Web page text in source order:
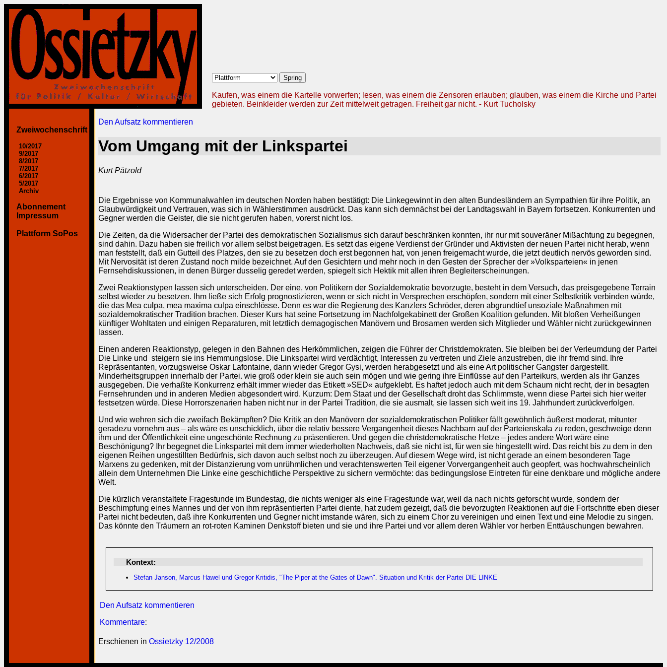
Kaufen, was einem die Kartelle vorwerfen; lesen, was einem die Zensoren erlauben; glauben, was einem die Kirche und Partei
gebieten. Beinkleider werden zur Zeit mittelweit getragen. Freiheit gar nicht. - Kurt Tucholsky
Zweiwochenschrift
10/2017
9/2017
8/2017
7/2017
6/2017
5/2017
Archiv
Abonnement
Impressum
Plattform SoPos
Den Aufsatz kommentieren
Vom Umgang mit der Linkspartei
Kurt Pätzold
Die Ergebnisse von Kommunalwahlen im deutschen Norden haben bestätigt: Die Linkegewinnt in den alten Bundesländern an Sympathien für ihre Politik, an
Glaubwürdigkeit und Vertrauen, was sich in Wählerstimmen ausdrückt. Das kann sich demnächst bei der Landtagswahl in Bayern fortsetzen. Konkurrenten und
Gegner werden die Geister, die sie nicht gerufen haben, vorerst nicht los.
Die Zeiten, da die Widersacher der Partei des demokratischen Sozialismus sich darauf beschränken konnten, ihr nur mit souveräner Mißachtung zu begegnen,
sind dahin. Dazu haben sie freilich vor allem selbst beigetragen. Es setzt das eigene Verdienst der Gründer und Aktivisten der neuen Partei nicht herab, wenn
man feststellt, daß ein Gutteil des Platzes, den sie zu besetzen doch erst begonnen hat, von jenen freigemacht wurde, die jetzt deutlich nervös geworden sind.
Mit Nervosität ist deren Zustand noch milde bezeichnet. Auf den Gesichtern und mehr noch in den Gesten der Sprecher der »Volksparteien« in jenen
Fernsehdiskussionen, in denen Bürger dusselig geredet werden, spiegelt sich Hektik mit allen ihren Begleiterscheinungen.
Zwei Reaktionstypen lassen sich unterscheiden. Der eine, von Politikern der Sozialdemokratie bevorzugte, besteht in dem Versuch, das preisgegebene Terrain
selbst wieder zu besetzen. Ihm ließe sich Erfolg prognostizieren, wenn er sich nicht in Versprechen erschöpfen, sondern mit einer Selbstkritik verbinden würde,
die das Mea culpa, mea maxima culpa einschlösse. Denn es war die Regierung des Kanzlers Schröder, deren abgrundtief unsoziale Maßnahmen mit
sozialdemokratischer Tradition brachen. Dieser Kurs hat seine Fortsetzung im Nachfolgekabinett der Großen Koalition gefunden. Mit bloßen Verheißungen
künftiger Wohltaten und einigen Reparaturen, mit letztlich demagogischen Manövern und Brosamen werden sich Mitglieder und Wähler nicht zurückgewinnen
lassen.
Einen anderen Reaktionstyp, gelegen in den Bahnen des Herkömmlichen, zeigen die Führer der Christdemokraten. Sie bleiben bei der Verleumdung der Partei
Die Linke und steigern sie ins Hemmungslose. Die Linkspartei wird verdächtigt, Interessen zu vertreten und Ziele anzustreben, die ihr fremd sind. Ihre
Repräsentanten, vorzugsweise Oskar Lafontaine, dann wieder Gregor Gysi, werden herabgesetzt und als eine Art politischer Gangster dargestellt.
Minderheitsgruppen innerhalb der Partei. wie groß oder klein sie auch sein mögen und wie gering ihre Einflüsse auf den Parteikurs, werden als ihr Ganzes
ausgegeben. Die verhaßte Konkurrenz erhält immer wieder das Etikett »SED« aufgeklebt. Es haftet jedoch auch mit dem Schaum nicht recht, der in besagten
Fernsehrunden und in anderen Medien abgesondert wird. Kurzum: Dem Staat und der Gesellschaft droht das Schlimmste, wenn diese Partei sich hier weiter
festsetzen würde. Diese Horrorszenarien haben nicht nur in der Partei Tradition, die sie ausmalt, sie lassen sich weit ins 19. Jahrhundert zurückverfolgen.
Und wie wehren sich die zweifach Bekämpften? Die Kritik an den Manövern der sozialdemokratischen Politiker fällt gewöhnlich äußerst moderat, mitunter
geradezu vornehm aus – als wäre es unschicklich, über die relativ bessere Vergangenheit dieses Nachbarn auf der Parteienskala zu reden, geschweige denn
ihm und der Öffentlichkeit eine ungeschönte Rechnung zu präsentieren. Und gegen die christdemokratische Hetze – jedes andere Wort wäre eine
Beschönigung? Ihr begegnet die Linkspartei mit dem immer wiederholten Nachweis, daß sie nicht ist, für wen sie hingestellt wird. Das reicht bis zu dem in den
eigenen Reihen ungestillten Bedürfnis, sich davon auch selbst noch zu überzeugen. Auf diesem Wege wird, ist nicht gerade an einem besonderen Tage
Marxens zu gedenken, mit der Distanzierung vom unrühmlichen und verachtenswerten Teil eigener Vorvergangenheit auch geopfert, was hochwahrscheinlich
allein dem Unternehmen Die Linke eine geschichtliche Perspektive zu sichern vermöchte: das bedingungslose Eintreten für eine denkbare und mögliche andere
Welt.
Die kürzlich veranstaltete Fragestunde im Bundestag, die nichts weniger als eine Fragestunde war, weil da nach nichts geforscht wurde, sondern der
Beschimpfung eines Mannes und der von ihm repräsentierten Partei diente, hat zudem gezeigt, daß die bevorzugten Reaktionen auf die Fortschritte eben dieser
Partei nicht bedeuten, daß ihre Konkurrenten und Gegner nicht imstande wären, sich zu einem Chor zu vereinigen und einen Text und eine Melodie zu singen.
Das könnte den Träumern an rot-roten Kaminen Denkstoff bieten und sie und ihre Partei und vor allem deren Wähler vor herben Enttäuschungen bewahren.
Kontext:
Stefan Janson, Marcus Hawel und Gregor Kritidis, "The Piper at the Gates of Dawn". Situation und Kritik der Partei DIE LINKE
Den Aufsatz kommentieren
Kommentare:
Erschienen in Ossietzky 12/2008